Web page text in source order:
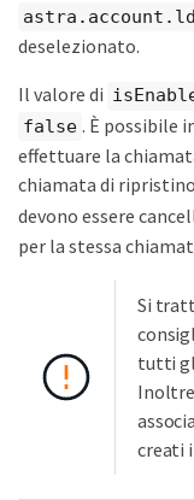
deselezionato.
Il valore di
false . È possibile
effettuare la
chiamata di
devono essere
per la stessa
Si
tutti
creati